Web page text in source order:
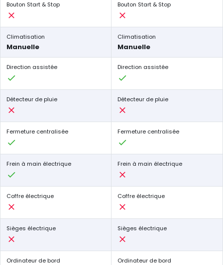
Bouton Start & Stop Bouton Start & Stop
Climatisation
Manuelle
Climatisation
Manuelle
Direction assistée Direction assistée
Détecteur de pluie Détecteur de pluie
Fermeture centralisée Fermeture centralisée
Frein à main électrique Frein à main électrique
Coffre électrique Coffre électrique
Sièges électrique Sièges électrique
Ordinateur de bord Ordinateur de bord